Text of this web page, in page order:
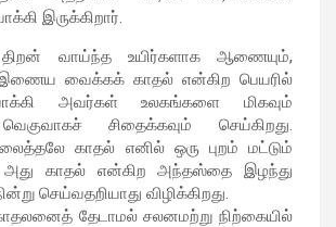
இருக்கிறார்.
திறன் வாய்ந்த உயிர்களாக ஆணையும்,
வைக்கக் காதல் என்கிற பெயரில்
அவர்கள் உலகங்களை மிகவும்
சிதைக்கவும் செய்கிறது.
காதல் எனில் ஒரு புறம் மட்டும்
அது காதல் என்கிற அந்தஸ்தை இழந்து
செய்வதறியாது விழிக்கிறது.
தேடாமல் சலனமற்று நிற்கையில்